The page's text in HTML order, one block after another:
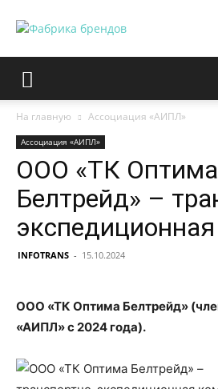
На главную Ассоциация «АИПЛ»
Ассоциация «АИПЛ»
ООО «ТК Оптима
Белтрейд» –
INFOTRANS - 15.10.2024
ООО «ТК Оптима Белтрейд»
«АИПЛ» с 2024 года).